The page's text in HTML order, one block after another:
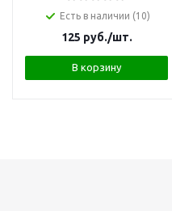
Есть в наличии (10)
125 руб./шт.
В корзину